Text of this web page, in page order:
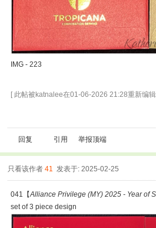
IMG - 223
[ 此帖被katnalee在01-06-2026 21:28重新编
回复 引用 举报顶端
只看该作者 41 发表于: 2025-02-25
041【Alliance Privilege (MY) 2025 - Year of
set of 3 piece design